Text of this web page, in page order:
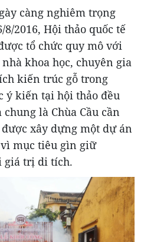
càng nghiêm trọng
8/2016, Hội thảo quốc tế
tổ chức quy mô với
khoa học, chuyên gia
kiến trúc gỗ trong
ý kiến tại hội thảo đều
là Chùa Cầu cần
xây dựng một dự án
mục tiêu gìn giữ
giá trị di tích.